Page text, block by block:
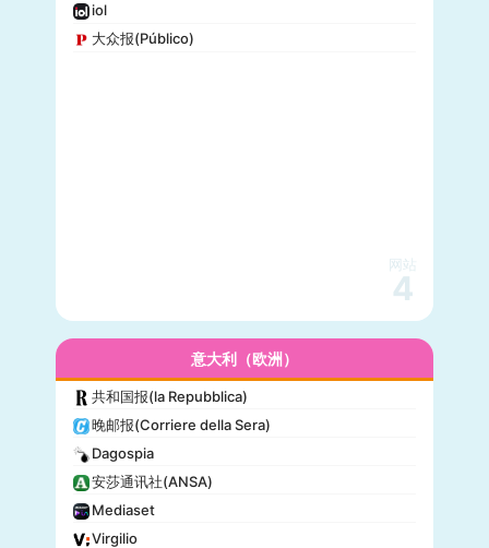
iol
大众报(Público)
网站
4
意大利（欧洲）
共和国报(la Repubblica)
晚邮报(Corriere della Sera)
Dagospia
安莎通讯社(ANSA)
Mediaset
Virgilio